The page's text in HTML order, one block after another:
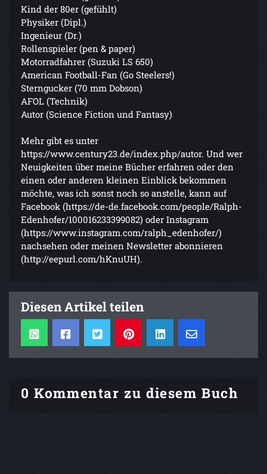
Kind der 80er (gefühlt)
Physiker (Dipl.)
Ingenieur (Dr.)
Rollenspieler (pen & paper)
Motorradfahrer (Suzuki LS 650)
American Football-Fan (Go Steelers!)
Sterngucker (70 mm Dobson)
AFOL (Technik)
Autor (Science Fiction und Fantasy)
Mehr gibt es unter
https://www.century23.de/index.php/autor. Und wer
Neuigkeiten über meine Bücher erfahren oder den
einen oder anderen kleinen Einblick bekommen
möchte, was ich sonst noch so anstelle, kann auf
Facebook (https://de-de.facebook.com/people/Ralph-
Edenhofer/100016233399082) oder Instagram
(https://www.instagram.com/ralph_edenhofer/)
nachsehen oder meinen Newsletter abonnieren
(http://eepurl.com/hKnuUH).
Diesen Artikel teilen
0 Kommentar zu diesem Buch